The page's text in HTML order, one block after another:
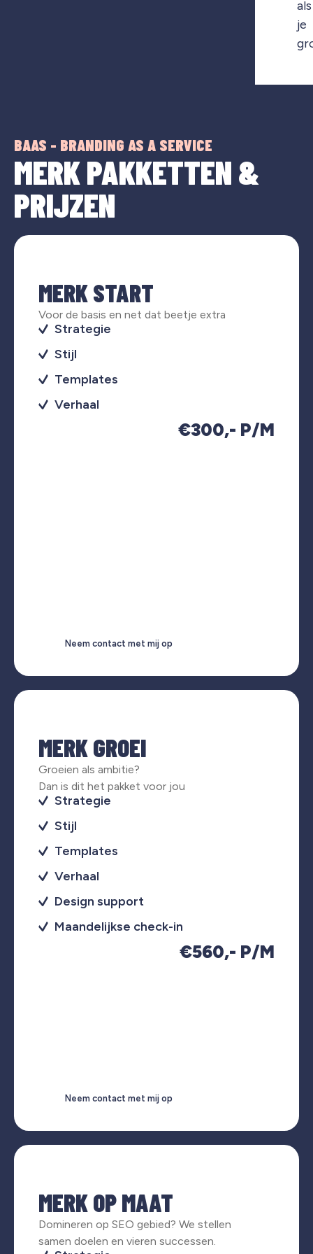
als
je
BAAS - BRANDING AS A SERVICE
MERK PAKKETTEN &
PRIJZEN
MERK START
Voor de basis en net dat beetje extra
Strategie
Stijl
Templates
Verhaal
€300,- P/M
Neem contact met mij op
MERK GROEI
Groeien als ambitie?
Dan is dit het pakket voor jou
Strategie
Stijl
Templates
Verhaal
Design support
Maandelijkse check-in
€560,- P/M
Neem contact met mij op
MERK OP MAAT
Domineren op SEO gebied? We stellen
samen doelen en vieren successen.